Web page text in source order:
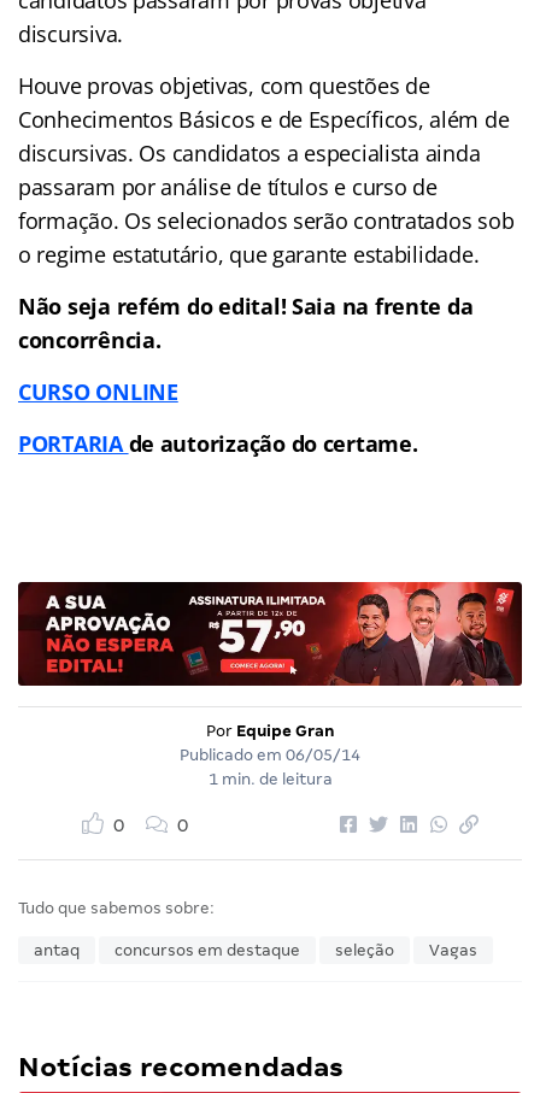
discursiva.
Houve provas objetivas, com questões de
Conhecimentos Básicos e de Específicos, além de
discursivas. Os candidatos a especialista ainda
passaram por análise de títulos e curso de
formação. Os selecionados serão contratados sob
o regime estatutário, que garante estabilidade.
Não seja refém do edital! Saia na frente da
concorrência.
CURSO ONLINE
PORTARIAde autorização do certame.
Por Equipe Gran
Publicado em 06/05/14
1 min. de leitura
0 0
Tudo que sabemos sobre:
antaq concursos em destaque seleção Vagas
Notícias recomendadas